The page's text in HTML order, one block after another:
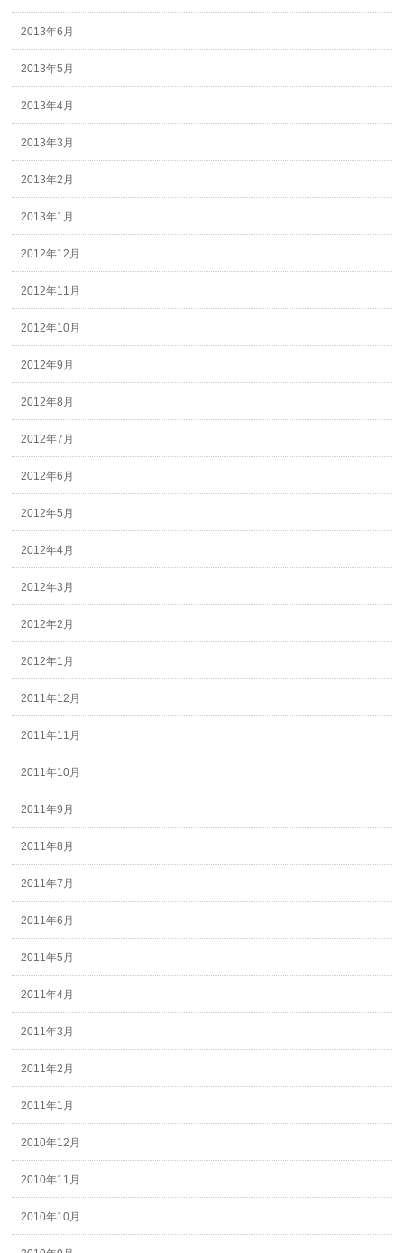
2013年6月
2013年5月
2013年4月
2013年3月
2013年2月
2013年1月
2012年12月
2012年11月
2012年10月
2012年9月
2012年8月
2012年7月
2012年6月
2012年5月
2012年4月
2012年3月
2012年2月
2012年1月
2011年12月
2011年11月
2011年10月
2011年9月
2011年8月
2011年7月
2011年6月
2011年5月
2011年4月
2011年3月
2011年2月
2011年1月
2010年12月
2010年11月
2010年10月